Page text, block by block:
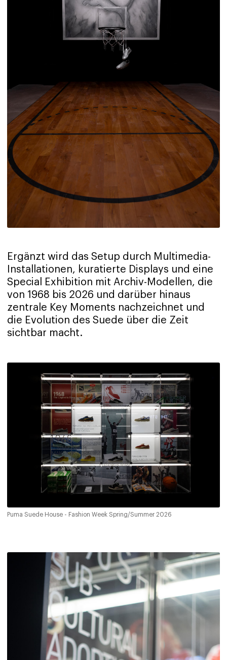
Ergänzt wird das Setup durch Multimedia-
Installationen, kuratierte Displays und eine
Special Exhibition mit Archiv-Modellen, die
von 1968 bis 2026 und darüber hinaus
zentrale Key Moments nachzeichnet und
die Evolution des Suede über die Zeit
sichtbar macht.
Puma Suede House - Fashion Week Spring/Summer 2026